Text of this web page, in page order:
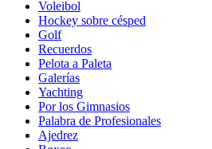
Voleibol
Hockey sobre césped
Golf
Recuerdos
Pelota a Paleta
Galerías
Yachting
Por los Gimnasios
Palabra de Profesionales
Ajedrez